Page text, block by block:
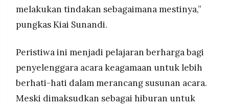
melakukan tindakan sebagaimana mestinya,”
pungkas Kiai Sunandi.
Peristiwa ini menjadi pelajaran berharga bagi
penyelenggara acara keagamaan untuk lebih
berhati-hati dalam merancang susunan acara.
Meski dimaksudkan sebagai hiburan untuk